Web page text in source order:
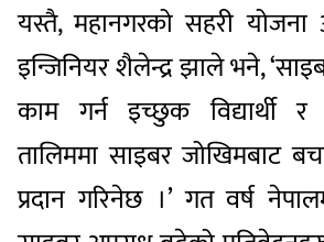
यस्तै, महानगरको सहरी
इन्जिनियर शैलेन्द्र झाले भने,
काम गर्न इच्छुक विद्यार्थी र
तालिममा साइबर जोखिमबाट
प्रदान गरिनेछ ।’ गत वर्ष